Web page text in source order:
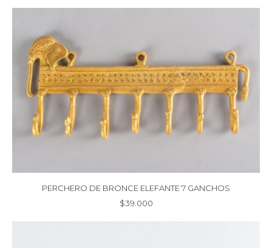
PERCHERO DE BRONCE ELEFANTE 7 GANCHOS
$39.000